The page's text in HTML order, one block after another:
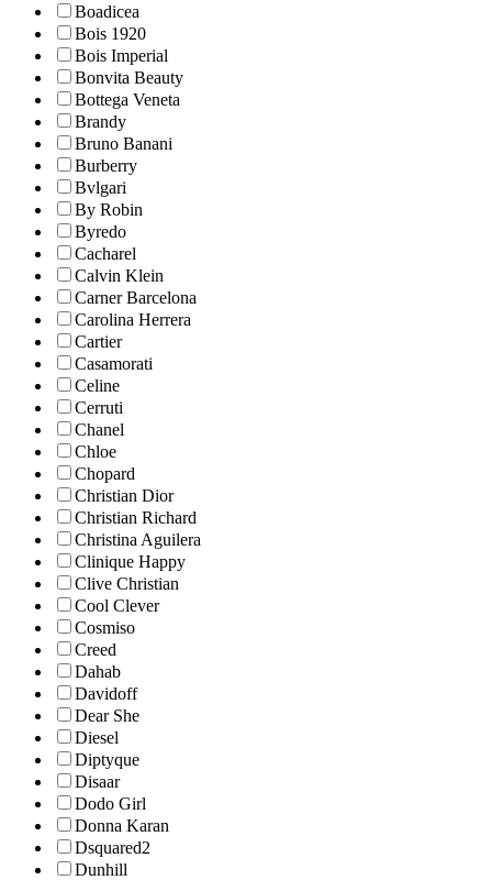
Boadicea
Bois 1920
Bois Imperial
Bonvita Beauty
Bottega Veneta
Brandy
Bruno Banani
Burberry
Bvlgari
By Robin
Byredo
Cacharel
Calvin Klein
Carner Barcelona
Carolina Herrera
Cartier
Casamorati
Celine
Cerruti
Chanel
Chloe
Chopard
Christian Dior
Christian Richard
Christina Aguilera
Clinique Happy
Clive Christian
Cool Clever
Cosmiso
Creed
Dahab
Davidoff
Dear She
Diesel
Diptyque
Disaar
Dodo Girl
Donna Karan
Dsquared2
Dunhill